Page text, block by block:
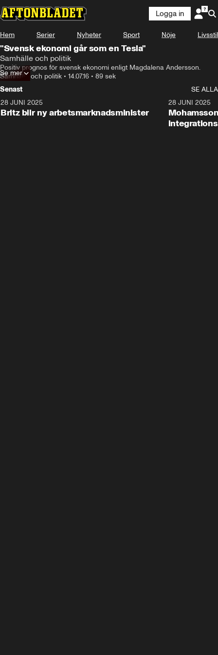
Logga in
Hem Serier Nyheter Sport Nöje Livsstil
"Svensk ekonomi går som en Tesla"
Samhälle och politik
Positiv prognos för svensk ekonomi enligt Magdalena Andersson.
Samhälle och politik • 14.07.16 • 89 sek
Se mer
Senast
SE ALLA
28 JUNI 2025
Britz blir ny arbetsmarknadsminister
28 JUNI 2025